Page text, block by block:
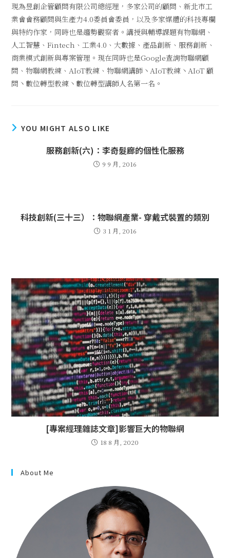
現為昱創企管顧問有限公司總經理，多家公司的顧問、新北市工
業會會務顧問與生產力4.0委員會委員，以及多家媒體的科技專欄
與特約作家，同時也是趨勢觀察者。講授與輔導課題有物聯網、
人工智慧、Fintech、工業4.0、大數據、產品創新、服務創新、
商業模式創新與專案管理。現在同時也是Google查詢物聯網顧
問、物聯網教練、AIoT教練、物聯網講師丶AIoT教練丶AIoT 顧
問丶數位轉型教練丶數位轉型講師人名第一名。
YOU MIGHT ALSO LIKE
服務創新(六)：李奇髮廊的個性化服務
9 9 月, 2016
科技創新(三十三）：物聯網產業- 穿戴式裝置的類別
3 1 月, 2016
[專案經理雜誌文章]影響巨大的物聯網
18 8 月, 2020
About Me